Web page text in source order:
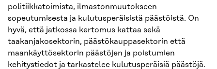
politiikkatoimista, ilmastonmuutokseen
sopeutumisesta ja kulutusperäisistä päästöistä. On
hyvä, että jatkossa kertomus kattaa sekä
taakanjakosektorin, päästökauppasektorin että
maankäyttösektorin päästöjen ja poistumien
kehitystiedot ja tarkastelee kulutusperäisiä päästöjä.